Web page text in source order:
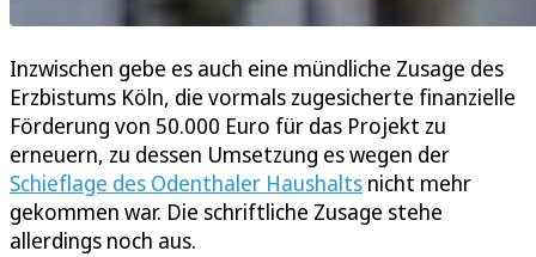
Inzwischen gebe es auch eine mündliche Zusage des
Erzbistums Köln, die vormals zugesicherte finanzielle
Förderung von 50.000 Euro für das Projekt zu
erneuern, zu dessen Umsetzung es wegen der
Schieflage des Odenthaler Haushalts nicht mehr
gekommen war. Die schriftliche Zusage stehe
allerdings noch aus.